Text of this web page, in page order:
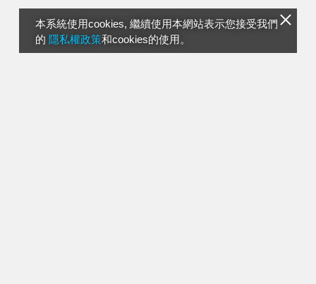
本系統使用cookies, 繼續使用本網站表示您接受我們
的 隱私權政策和cookies的使用。